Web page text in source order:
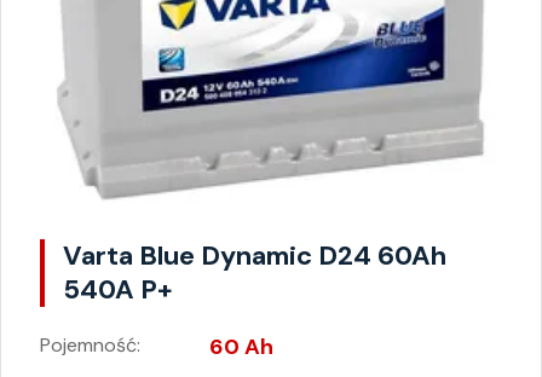
Varta Blue Dynamic D24 60Ah
540A P+
Pojemność: 60 Ah